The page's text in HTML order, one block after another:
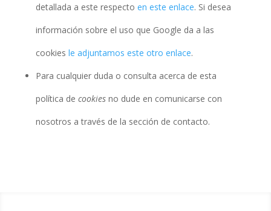
detallada a este respecto en este enlace. Si desea
información sobre el uso que Google da a las
cookies le adjuntamos este otro enlace.
Para cualquier duda o consulta acerca de esta
política de cookiesno dude en comunicarse con
nosotros a través de la sección de contacto.